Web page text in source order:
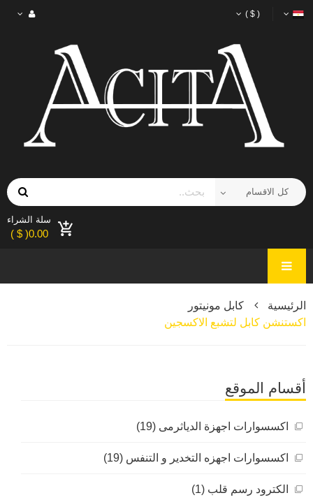
( $ )
سلة الشراء
0.00( $ )
الرئيسية
كابل مونيتور
اكستنشن كابل لتشبع الاكسجين
أقسام الموقع
اكسسوارات اجهزة الدياثرمى (19)
اكسسوارات اجهزه التخدير و التنفس (19)
الكترود رسم قلب (1)